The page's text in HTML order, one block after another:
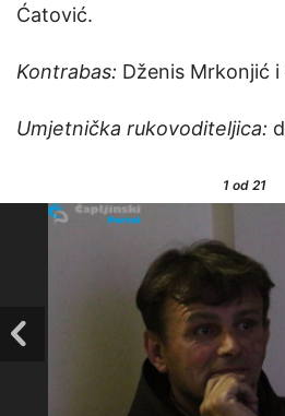
Ćatović.
Kontrabas: Dženis Mrkonjić i
Umjetnička rukovoditeljica:
1 od 21